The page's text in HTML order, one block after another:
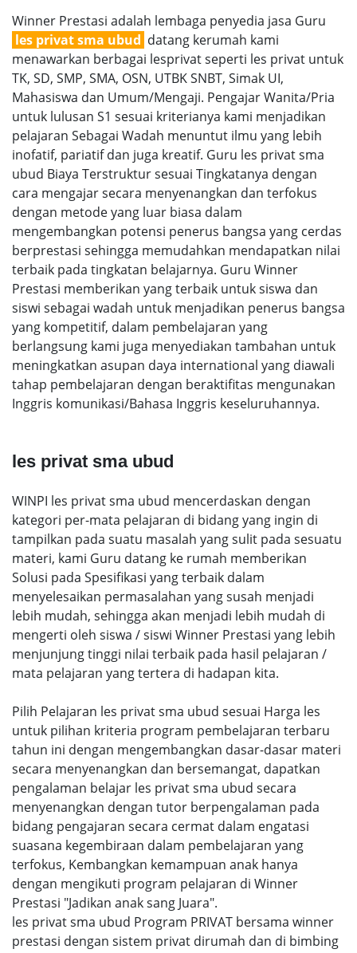
Winner Prestasi adalah lembaga penyedia jasa Guru
les privat sma ubud datang kerumah kami
menawarkan berbagai lesprivat seperti les privat untuk
TK, SD, SMP, SMA, OSN, UTBK SNBT, Simak UI,
Mahasiswa dan Umum/Mengaji. Pengajar Wanita/Pria
untuk lulusan S1 sesuai kriterianya kami menjadikan
pelajaran Sebagai Wadah menuntut ilmu yang lebih
inofatif, pariatif dan juga kreatif. Guru les privat sma
ubud Biaya Terstruktur sesuai Tingkatanya dengan
cara mengajar secara menyenangkan dan terfokus
dengan metode yang luar biasa dalam
mengembangkan potensi penerus bangsa yang cerdas
berprestasi sehingga memudahkan mendapatkan nilai
terbaik pada tingkatan belajarnya. Guru Winner
Prestasi memberikan yang terbaik untuk siswa dan
siswi sebagai wadah untuk menjadikan penerus bangsa
yang kompetitif, dalam pembelajaran yang
berlangsung kami juga menyediakan tambahan untuk
meningkatkan asupan daya international yang diawali
tahap pembelajaran dengan beraktifitas mengunakan
Inggris komunikasi/Bahasa Inggris keseluruhannya.
les privat sma ubud
WINPI les privat sma ubud mencerdaskan dengan
kategori per-mata pelajaran di bidang yang ingin di
tampilkan pada suatu masalah yang sulit pada sesuatu
materi, kami Guru datang ke rumah memberikan
Solusi pada Spesifikasi yang terbaik dalam
menyelesaikan permasalahan yang susah menjadi
lebih mudah, sehingga akan menjadi lebih mudah di
mengerti oleh siswa / siswi Winner Prestasi yang lebih
menjunjung tinggi nilai terbaik pada hasil pelajaran /
mata pelajaran yang tertera di hadapan kita.
Pilih Pelajaran les privat sma ubud sesuai Harga les
untuk pilihan kriteria program pembelajaran terbaru
tahun ini dengan mengembangkan dasar-dasar materi
secara menyenangkan dan bersemangat, dapatkan
pengalaman belajar les privat sma ubud secara
menyenangkan dengan tutor berpengalaman pada
bidang pengajaran secara cermat dalam engatasi
suasana kegembiraan dalam pembelajaran yang
terfokus, Kembangkan kemampuan anak hanya
dengan mengikuti program pelajaran di Winner
Prestasi "Jadikan anak sang Juara".
les privat sma ubud Program PRIVAT bersama winner
prestasi dengan sistem privat dirumah dan di bimbing